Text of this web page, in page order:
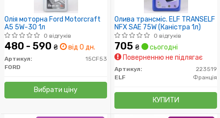
Олія моторна Ford Motorcraft
A5 5W-30 1л
0 відгуків
480 - 590 ₴ від 0 дн.
Артикул:
15CF53
FORD
Вибрати ціну
Олива трансміс. ELF TRANSELF
NFX SAE 75W (Каністра 1л)
0 відгуків
705 ₴
сьогодні
Поверненню не підлягає
Артикул:
223519
ELF
Франція
КУПИТИ